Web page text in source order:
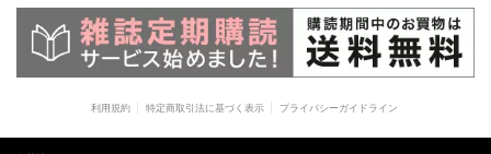
利用規約 特定商取引法に基づく表示 プライバシーガイドライン